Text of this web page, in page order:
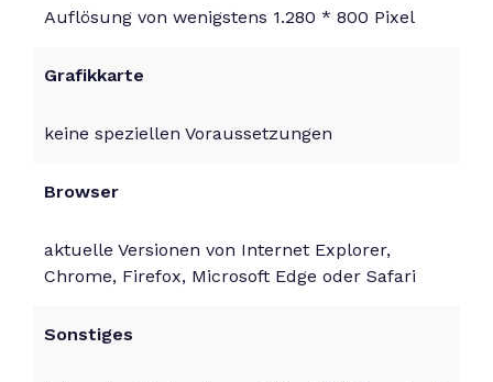
Auflösung von wenigstens 1.280 * 800 Pixel
Grafikkarte
keine speziellen Voraussetzungen
Browser
aktuelle Versionen von Internet Explorer,
Chrome, Firefox, Microsoft Edge oder Safari
Sonstiges